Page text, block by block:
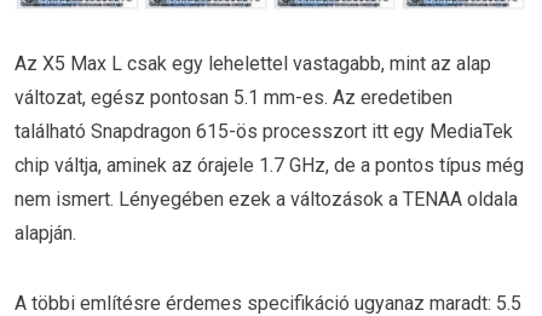
Az X5 Max L csak egy lehelettel vastagabb, mint az alap
változat, egész pontosan 5.1 mm-es. Az eredetiben
található Snapdragon 615-ös processzort itt egy MediaTek
chip váltja, aminek az órajele 1.7 GHz, de a pontos típus még
nem ismert. Lényegében ezek a változások a TENAA oldala
alapján.
A többi említésre érdemes specifikáció ugyanaz maradt: 5.5